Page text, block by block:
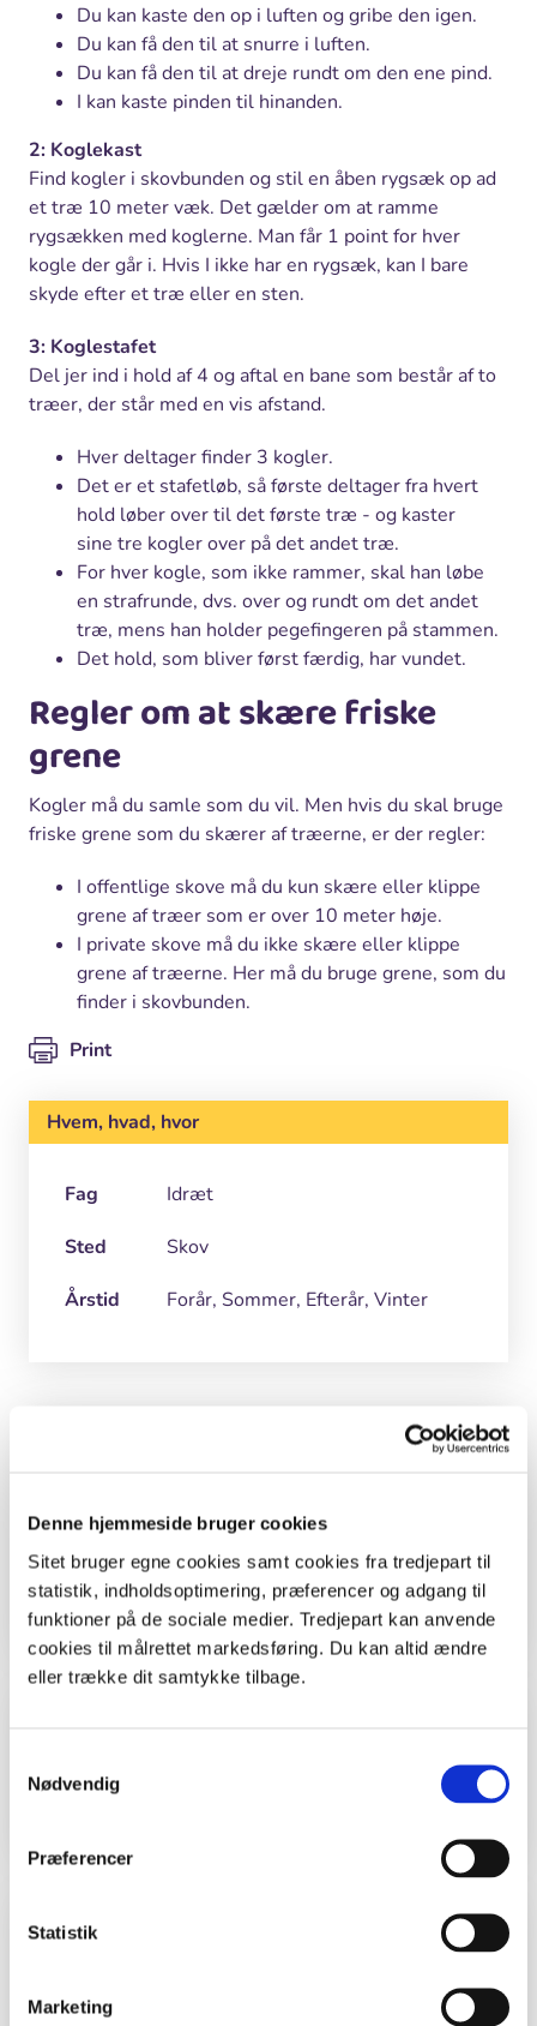
Denne hjemmeside bruger cookies
Sitet bruger egne cookies samt cookies fra tredjepart til
statistik, indholdsoptimering, præferencer og adgang til
funktioner på de sociale medier. Tredjepart kan anvende
cookies til målrettet markedsføring. Du kan altid ændre
eller trække dit samtykke tilbage.
Nødvendig
Præferencer
Statistik
Marketing
Du kan kaste den op i luften og gribe den igen.
Du kan få den til at snurre i luften.
Du kan få den til at dreje rundt om den ene pind.
I kan kaste pinden til hinanden.
2: Koglekast
Find kogler i skovbunden og stil en åben rygsæk op ad
et træ 10 meter væk. Det gælder om at ramme
rygsækken med koglerne. Man får 1 point for hver
kogle der går i. Hvis I ikke har en rygsæk, kan I bare
skyde efter et træ eller en sten.
3: Koglestafet
Del jer ind i hold af 4 og aftal en bane som består af to
træer, der står med en vis afstand.
Hver deltager finder 3 kogler.
Det er et stafetløb, så første deltager fra hvert
hold løber over til det første træ - og kaster
sine tre kogler over på det andet træ.
For hver kogle, som ikke rammer, skal han løbe
en strafrunde, dvs. over og rundt om det andet
træ, mens han holder pegefingeren på stammen.
Det hold, som bliver først færdig, har vundet.
Regler om at skære friske
grene
Kogler må du samle som du vil. Men hvis du skal bruge
friske grene som du skærer af træerne, er der regler:
I offentlige skove må du kun skære eller klippe
grene af træer som er over 10 meter høje.
I private skove må du ikke skære eller klippe
grene af træerne. Her må du bruge grene, som du
finder i skovbunden.
Print
Hvem, hvad, hvor
Fag
Idræt
Sted
Skov
Årstid
Forår, Sommer, Efterår, Vinter
rette dem til.
Som I vil.
Undervisningsmål
Alle kan bruge ideen her - børn, unge, voksne
og gamle. Hvis du er lærer, kan du bruge ideen